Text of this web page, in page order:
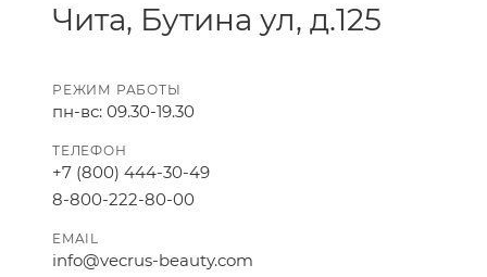
Чита, Бутина ул, д.125
РЕЖИМ РАБОТЫ
пн-вс: 09.30-19.30
ТЕЛЕФОН
+7 (800) 444-30-49
8-800-222-80-00
EMAIL
info@vecrus-beauty.com